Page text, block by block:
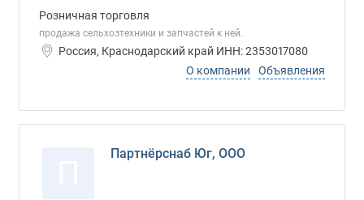
Розничная торговля
продажа сельхозтехники и запчастей к ней.
Россия, Краснодарский край ИНН: 2353017080
О компании
Объявления
Партнёрснаб Юг, ООО